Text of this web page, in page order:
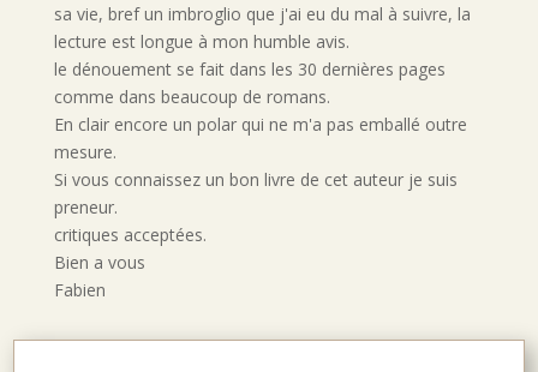
sa vie, bref un imbroglio que j'ai eu du mal à suivre, la
lecture est longue à mon humble avis.
le dénouement se fait dans les 30 dernières pages
comme dans beaucoup de romans.
En clair encore un polar qui ne m'a pas emballé outre
mesure.
Si vous connaissez un bon livre de cet auteur je suis
preneur.
critiques acceptées.
Bien a vous
Fabien